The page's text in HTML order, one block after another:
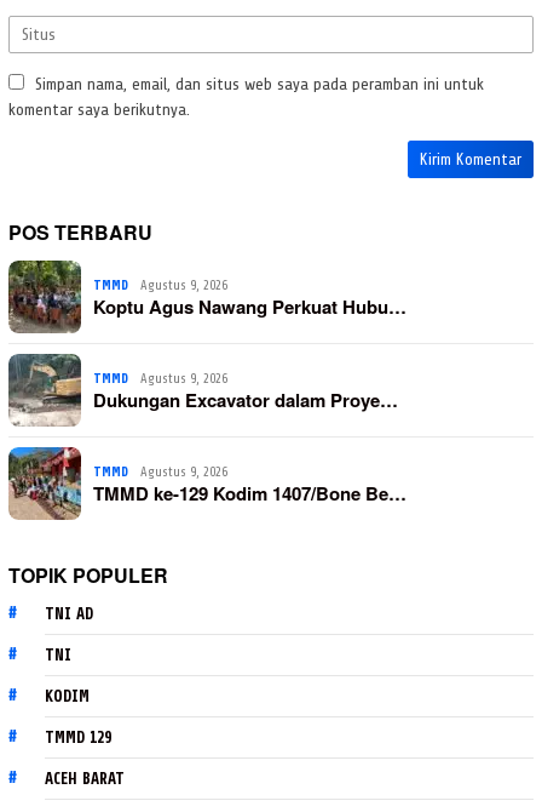
Simpan nama, email, dan situs web saya pada peramban ini untuk
komentar saya berikutnya.
POS TERBARU
TMMD Agustus 9, 2026
Koptu Agus Nawang Perkuat Hubu…
TMMD Agustus 9, 2026
Dukungan Excavator dalam Proye…
TMMD Agustus 9, 2026
TMMD ke-129 Kodim 1407/Bone Be…
TOPIK POPULER
TNI AD
TNI
KODIM
TMMD 129
ACEH BARAT